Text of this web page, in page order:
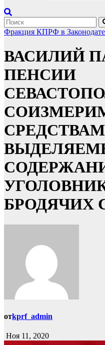
Фракция КПРФ в
ВАСИЛИЙ
ПЕНСИИ
БРОДЯЧИХ
отkprf_admin
Ноя 11, 2020